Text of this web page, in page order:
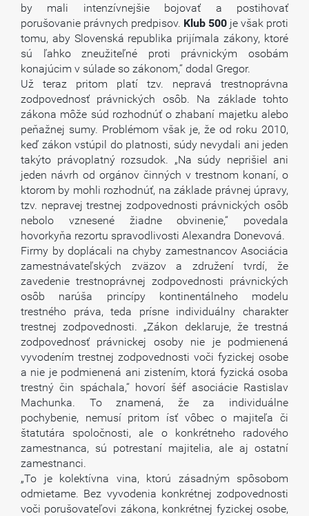
by mali intenzívnejšie bojovať a postihovať
porušovanie právnych predpisov. Klub 500 je však proti
tomu, aby Slovenská republika prijímala zákony, ktoré
sú ľahko zneužiteľné proti právnickým osobám
konajúcim v súlade so zákonom,“ dodal Gregor.
Už teraz pritom platí tzv. nepravá trestnoprávna
zodpovednosť právnických osôb. Na základe tohto
zákona môže súd rozhodnúť o zhabaní majetku alebo
peňažnej sumy. Problémom však je, že od roku 2010,
keď zákon vstúpil do platnosti, súdy nevydali ani jeden
takýto právoplatný rozsudok. „Na súdy neprišiel ani
jeden návrh od orgánov činných v trestnom konaní, o
ktorom by mohli rozhodnúť, na základe právnej úpravy,
tzv. nepravej trestnej zodpovednosti právnických osôb
nebolo vznesené žiadne obvinenie,“ povedala
hovorkyňa rezortu spravodlivosti Alexandra Donevová.
Firmy by doplácali na chyby zamestnancov Asociácia
zamestnávateľských zväzov a združení tvrdí, že
zavedenie trestnoprávnej zodpovednosti právnických
osôb narúša princípy kontinentálneho modelu
trestného práva, teda prísne individuálny charakter
trestnej zodpovednosti. „Zákon deklaruje, že trestná
zodpovednosť právnickej osoby nie je podmienená
vyvodením trestnej zodpovednosti voči fyzickej osobe
a nie je podmienená ani zistením, ktorá fyzická osoba
trestný čin spáchala,“ hovorí šéf asociácie Rastislav
Machunka. To znamená, že za individuálne
pochybenie, nemusí pritom ísť vôbec o majiteľa či
štatutára spoločnosti, ale o konkrétneho radového
zamestnanca, sú potrestaní majitelia, ale aj ostatní
zamestnanci.
„To je kolektívna vina, ktorú zásadným spôsobom
odmietame. Bez vyvodenia konkrétnej zodpovednosti
voči porušovateľovi zákona, konkrétnej fyzickej osobe,